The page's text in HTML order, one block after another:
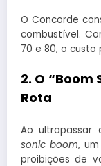
O Concorde
combustível.
70 e 80, o
2. O
Rota
Ao
sonic boom,
proibições de